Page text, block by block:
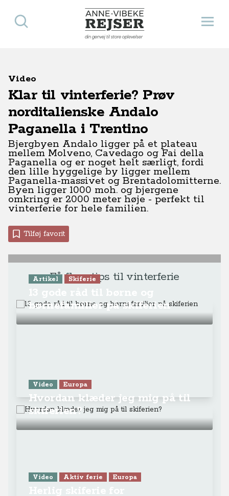
Anne-Vibeke Rejser
din genvej til store oplevelser
Åbn
Søg
Video
Klar til vinterferie? Prøv
norditalienske Andalo
Paganella i Trentino
Bjergbyen Andalo ligger på et plateau
mellem Molveno, Cavedago og Fai della
Paganella og er noget helt særligt, fordi
den lille hyggelige by ligger mellem
Paganella-massivet og Brentadolomitterne.
Byen ligger 1000 moh. og bjergene
omkring er 2000 meter høje - perfekt til
vinterferie for hele familien.
Tilføj favorit
Få flere tips til vinterferie
Artikel Skiferie
børnefamilier på skiferien
Video Europa
Hvordan klæder jeg mig på til
skiferien?
Video Aktiv ferie Europa